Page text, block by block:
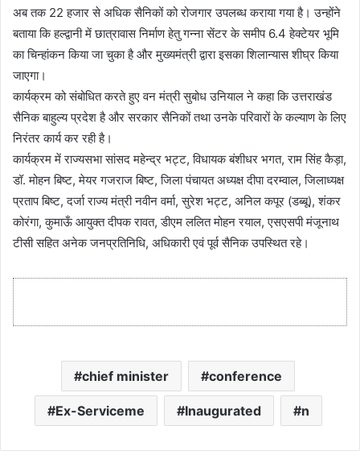
अब तक 22 हजार से अधिक सैनिकों को रोजगार उपलब्ध कराया गया है। उन्होंने
बताया कि हल्द्वानी में छात्रावास निर्माण हेतु गन्ना सेंटर के समीप 6.4 हेक्टेयर भूमि
का चिन्हांकन किया जा चुका है और मुख्यमंत्री द्वारा इसका शिलान्यास शीघ्र किया
जाएगा।
कार्यक्रम को संबोधित करते हुए वन मंत्री सुबोध उनियाल ने कहा कि उत्तराखंड
सैनिक बाहुल्य प्रदेश है और सरकार सैनिकों तथा उनके परिवारों के कल्याण के लिए
निरंतर कार्य कर रही है।
कार्यक्रम में राज्यसभा सांसद महेन्द्र भट्ट, विधायक बंशीधर भगत, राम सिंह कैड़ा,
डॉ. मोहन बिष्ट, मेयर गजराज बिष्ट, जिला पंचायत अध्यक्ष दीपा दरम्वाल, जिलाध्यक्ष
प्रताप बिष्ट, दर्जा राज्य मंत्री नवीन वर्मा, सुरेश भट्ट, अनिल कपूर (डब्बू), शंकर
कोरंगा, कुमाऊँ आयुक्त दीपक रावत, डीएम ललित मोहन रयाल, एसएसपी मंजूनाथ
टीसी सहित अनेक जनप्रतिनिधि, अधिकारी एवं पूर्व सैनिक उपस्थित रहे।
chief minister conference
Ex-Serviceme Inaugurated n